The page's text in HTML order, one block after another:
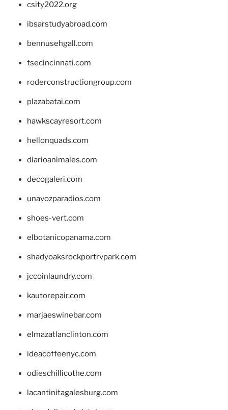
csity2022.org
ibsarstudyabroad.com
bennusehgall.com
tsecincinnati.com
roderconstructiongroup.com
plazabatai.com
hawkscayresort.com
hellonquads.com
diarioanimales.com
decogaleri.com
unavozparadios.com
shoes-vert.com
elbotanicopanama.com
shadyoaksrockportrvpark.com
jccoinlaundry.com
kautorepair.com
marjaeswinebar.com
elmazatlanclinton.com
ideacoffeenyc.com
odieschillicothe.com
lacantinitagalesburg.com